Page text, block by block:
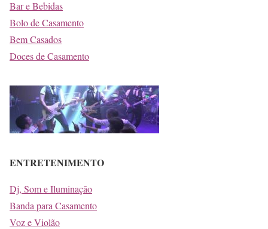
Bar e Bebidas
Bolo de Casamento
Bem Casados
Doces de Casamento
ENTRETENIMENTO
Dj, Som e Iluminação
Banda para Casamento
Voz e Violão